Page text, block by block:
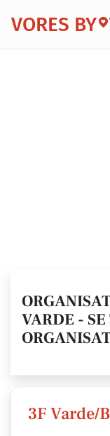
VORES BY
VARDE -
3F Varde/